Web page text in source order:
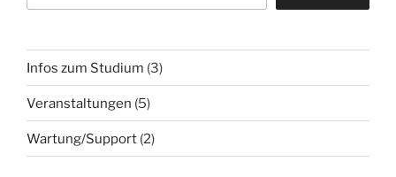
Infos zum Studium (3)
Veranstaltungen (5)
Wartung/Support (2)